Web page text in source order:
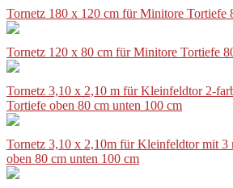
Tornetz 180 x 120 cm für Minitore Tortiefe
Tornetz 120 x 80 cm für Minitore Tortiefe
Tornetz 3,10 x 2,10 m für Kleinfeldtor 2-
Tortiefe oben 80 cm unten 100 cm
Tornetz 3,10 x 2,10m für Kleinfeldtor mit 3
oben 80 cm unten 100 cm